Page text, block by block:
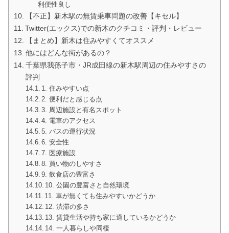
利便性良し
【不正】新木駅の無賃乗車問題の改善【キセル】
Twitter(エックス)での新木のクチコミ・評判・レビュー
【まとめ】新木は住みやすくてオススメ
他にはどんな街があるの？
千葉県我孫子市・JR成田線の新木駅周辺の住みやすさの
評判
1. 住みやすい点
2. 便利だと感じる点
3. 周辺施設と有名スポット
4. 電車のアクセス
5. バスの運行状況
6. 安全性
7. 医療施設
8. 買い物のしやすさ
9. 飲食店の豊富さ
10. 公園の豊富さと自然環境
11. 車が無くても住みやすいかどうか
12. 渋滞の多さ
13. 賃貸生活や持ち家に適しているかどうか
14. 一人暮らしや同棲